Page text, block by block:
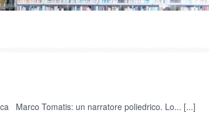
Marco Tomatis: un narratore poliedrico. Lo... [...]